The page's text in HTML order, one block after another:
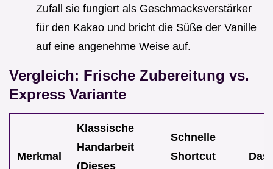
Zufall sie fungiert als Geschmacksverstärker
für den Kakao und bricht die Süße der Vanille
auf eine angenehme Weise auf.
Vergleich: Frische Zubereitung vs.
Express Variante
Merkmal
Klassische
Handarbeit
(Dieses
Schnelle
Shortcut
Das